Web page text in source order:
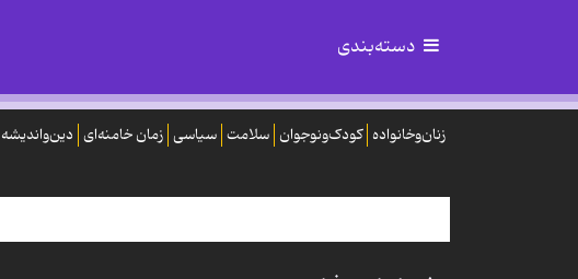
دسته‌بندی
زنان‌وخانواده کودک‌ونوجوان سلامت سیاسی زمان خامنه‌ای دین‌واندیشه